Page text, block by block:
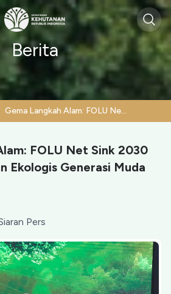
Berita
Gema Langkah Alam: FOLU Net Sink 2030 Wujud Kesadaran Ekologis Generasi Muda Indonesia
FOLU Net Sink 2030
Ekologis Generasi Muda
Pers